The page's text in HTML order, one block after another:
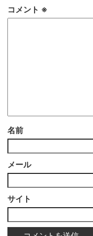
コメント ※
名前
メール
サイト